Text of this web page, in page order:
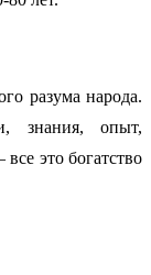
разума народа.
знания, опыт,
это богатство